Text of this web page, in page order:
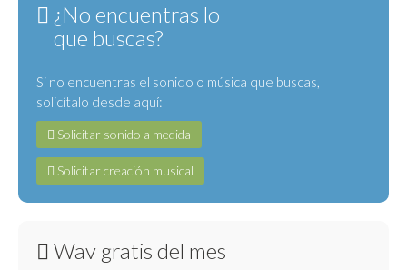
¿No encuentras lo
que buscas?
Si no encuentras el sonido o música que buscas,
solicítalo desde aquí:
Solicitar sonido a medida
Solicitar creación musical
Wav gratis del mes